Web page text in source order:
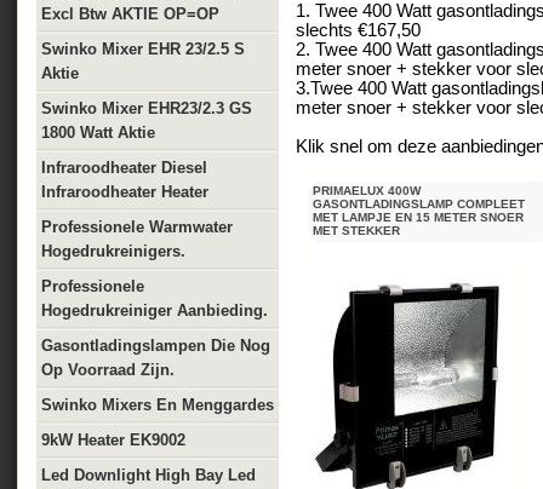
Excl Btw AKTIE OP=OP
Swinko Mixer EHR 23/2.5 S
Aktie
Swinko Mixer EHR23/2.3 GS
1800 Watt Aktie
Infraroodheater Diesel
Infraroodheater Heater
Professionele Warmwater
Hogedrukreinigers.
Professionele
Hogedrukreiniger Aanbieding.
Gasontladingslampen Die Nog
Op Voorraad Zijn.
Swinko Mixers En Menggardes
9kW Heater EK9002
Led Downlight High Bay Led
1. Twee 400 Watt
slechts €167,50
2. Twee 400 Watt
meter snoer + stekker voor
3.Twee 400 Watt
meter snoer + stekker voor
Klik snel om deze
PRIMAELUX 400W
GASONTLADINGSLAMP COMPLEET
MET LAMPJE EN 15 METER SNOER
MET STEKKER